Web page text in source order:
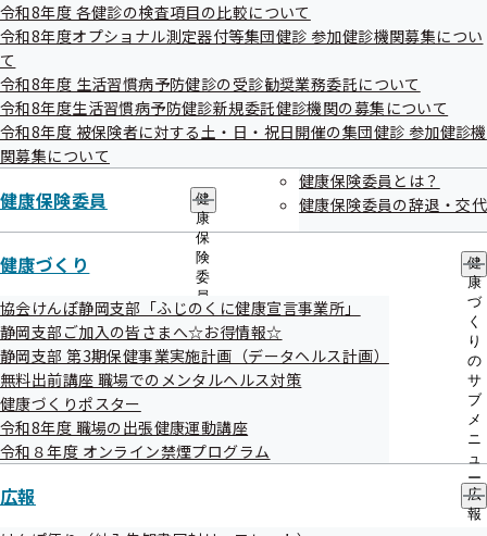
ー
令和8年度 各健診の検査項目の比較について
令和8年度オプショナル測定器付等集団健診 参加健診機関募集につい
て
令和8年度 生活習慣病予防健診の受診勧奨業務委託について
令和8年度生活習慣病予防健診新規委託健診機関の募集について
令和8年度 被保険者に対する土・日・祝日開催の集団健診 参加健診機
関募集について
健康保険委員
健
康
保
険
委
員
の
サ
ブ
メ
ー
健康保険委員とは？
健康保険委員の辞退・交代
健康づくり
健
康
づ
く
り
の
サ
ブ
メ
ニ
ュ
ー
協会けんぽ静岡支部「ふじのくに健康宣言事業所」
静岡支部ご加入の皆さまへ☆お得情報☆
静岡支部 第3期保健事業実施計画（データヘルス計画）
無料出前講座 職場でのメンタルヘルス対策
健康づくりポスター
令和8年度 職場の出張健康運動講座
令和８年度 オンライン禁煙プログラム
広報
広
報
日時
令和7年7月23日（水）午前10時から
場所
全国健康保険協会静岡支部会議室
議題
2024（令和6）年度 決算について
2024（令和6）年度 事業計画実施結果について
資格確認書の一括発行について
議題については変更となる場合がございます。
傍聴方法
傍聴を希望される方は、「傍聴申し込み用紙」を記入の上、
7月18日（金）17時までにＦＡＸにてお申し込みください。
お申込みいただいた結果は、申込締切後、ＦＡＸにてご連絡
いたします。